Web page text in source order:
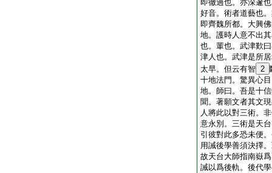
即徹過也。亦深邃
好音。術者道藝也
即齊魏所都。大興
地。護時人意不出
也。輩也。武津歎
津人也。武津是所
太早。但云有智 2
十地法門。驚異心
地。師曰。吾是十
聞。著願文者其文
人將此以對三術。
意永別。三術是天
引彼對此多恐未便
用誡後學善須決擇
故天台大師指南嶽
誡以爲後軌。後代